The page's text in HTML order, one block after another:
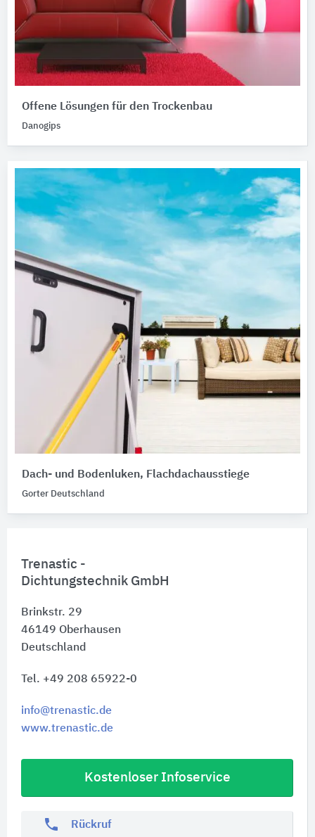
Trenastic -
Dichtungstechnik GmbH
Brinkstr. 29
46149 Oberhausen
Deutschland
Tel. +49 208 65922-0
info@trenastic.de
www.trenastic.de
Kostenloser Infoservice
phone Rückruf
Offene Lösungen für den Trockenbau
Danogips
Dach- und Bodenluken, Flachdachausstiege
Gorter Deutschland